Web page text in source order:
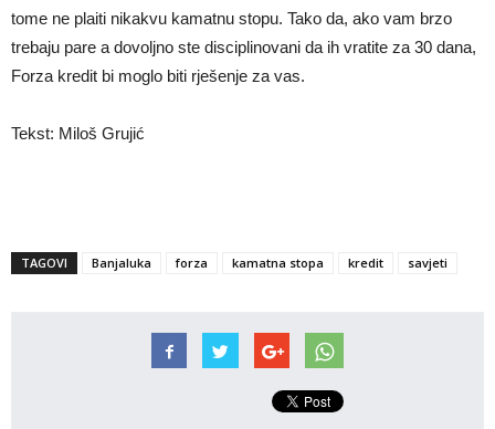
tome ne plaiti nikakvu kamatnu stopu. Tako da, ako vam brzo
trebaju pare a dovoljno ste disciplinovani da ih vratite za 30 dana,
Forza kredit bi moglo biti rješenje za vas.
Tekst: Miloš Grujić
TAGOVI Banjaluka forza kamatna stopa kredit savjeti